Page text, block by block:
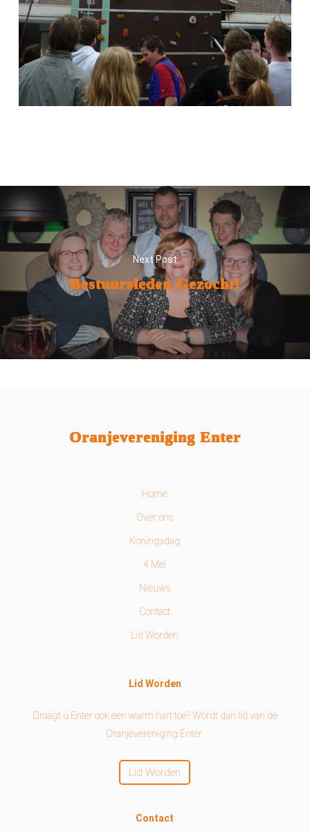
Next Post
Bestuursleden Gezocht!
Oranjevereniging Enter
Home
Over ons
Koningsdag
4 Mei
Nieuws
Contact
Lid Worden
Lid Worden
Draagt u Enter ook een warm hart toe? Wordt dan lid van de
Oranjevereniging Enter.
Lid Worden
Contact